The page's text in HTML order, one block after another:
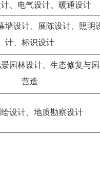
、电气设计、暖通设计
墙设计、展陈设计、照明
计、标识设计
园林设计、生态修复与
营造
设计、地质勘察设计